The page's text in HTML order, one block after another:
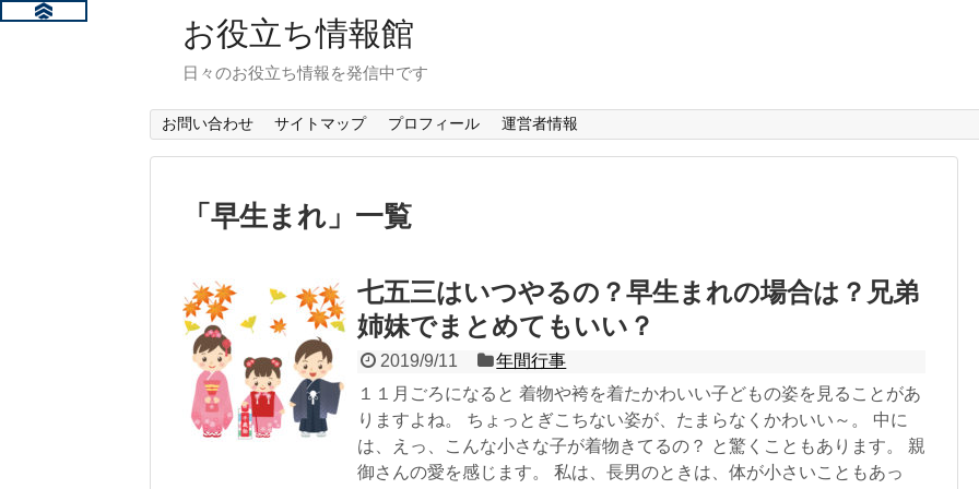
お役立ち情報館
日々のお役立ち情報を発信中です
お問い合わせ サイトマップ プロフィール 運営者情報
「 早生まれ 」 一覧
七五三はいつやるの？早生まれの場合は？兄弟
姉妹でまとめてもいい？
2019/9/11
年間行事
１１月ごろになると 着物や袴を着たかわいい子どもの姿を見ることがあ
りますよね。 ちょっとぎこちない姿が、たまらなくかわいい～。 中に
は、えっ、こんな小さな子が着物きてるの？ と驚くこともあります。 親
御さんの愛を感じます。 私は、長男のときは、体が小さいこともあっ